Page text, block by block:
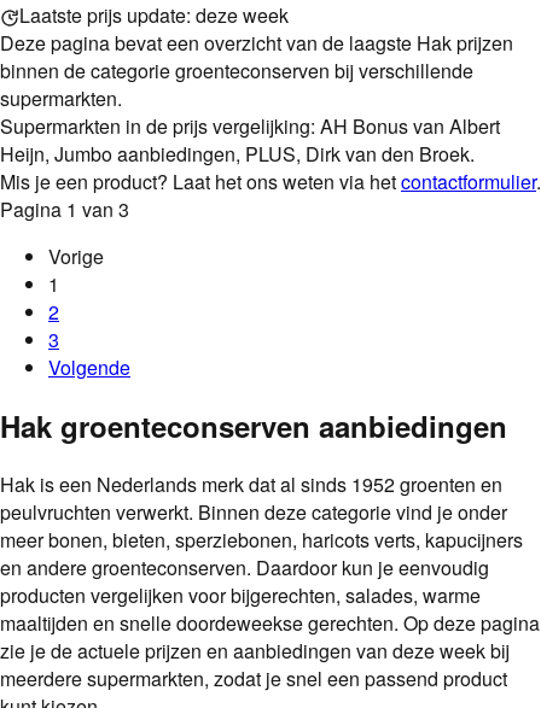
Laatste prijs update: deze week
Deze pagina bevat een overzicht van de laagste Hakprijzen
binnen de categoriegroenteconserven bij verschillende
supermarkten.
Supermarkten in de prijs vergelijking: AH Bonus van Albert
Heijn, Jumbo aanbiedingen, PLUS, Dirk van den Broek.
Mis je een product? Laat het ons weten via hetcontactformulier.
Pagina 1 van 3
Vorige
1
2
3
Volgende
Hak groenteconserven aanbiedingen
Hak is een Nederlands merk dat al sinds 1952 groenten en
peulvruchten verwerkt. Binnen deze categorie vind je onder
meer bonen, bieten, sperziebonen, haricots verts, kapucijners
en andere groenteconserven. Daardoor kun je eenvoudig
producten vergelijken voor bijgerechten, salades, warme
maaltijden en snelle doordeweekse gerechten. Op deze pagina
zie je de actuele prijzen en aanbiedingen van deze week bij
meerdere supermarkten, zodat je snel een passend product